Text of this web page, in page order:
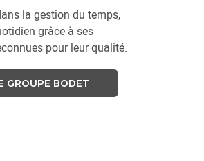
la gestion du temps,
grâce à ses
pour leur qualité.
GROUPE BODET